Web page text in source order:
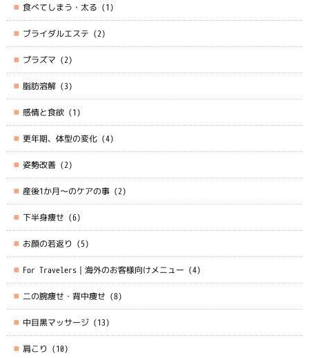
食べてしまう・太る (1)
ブライダルエステ (2)
プラズマ (2)
脂肪溶解 (3)
感情と食欲 (1)
更年期、体型の変化 (4)
姿勢改善 (2)
産後1か月～のケアの事 (2)
下半身痩せ (6)
お顔の若返り (5)
For Travelers｜海外のお客様向けメニュー (4)
二の腕痩せ・背中痩せ (8)
中目黒マッサージ (13)
肩こり (10)